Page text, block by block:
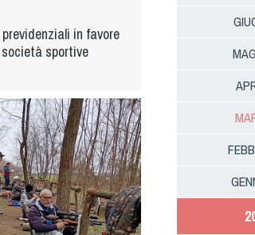
in favore
sportive